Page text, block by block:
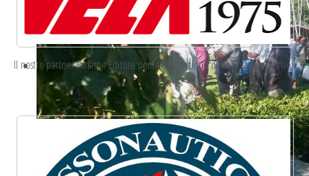
Il nostro partner Panama Editore per la divulgazione delle nostre iniziative